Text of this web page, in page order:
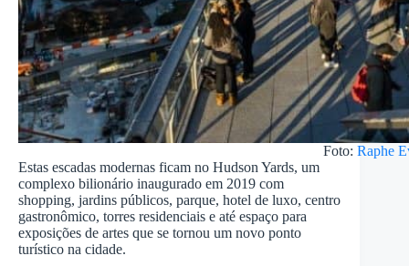
Foto: Raphe
Estas escadas modernas ficam no Hudson Yards, um
complexo bilionário inaugurado em 2019 com
shopping, jardins públicos, parque, hotel de luxo, centro
gastronômico, torres residenciais e até espaço para
exposições de artes que se tornou um novo ponto
turístico na cidade.